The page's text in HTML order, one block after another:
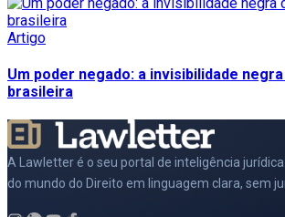
Artigo
Um poder negado: a invisibilidade
brasileira
A Lawletter é o seu portal de inteligência
do mundo do Direito em linguagem clara, sem